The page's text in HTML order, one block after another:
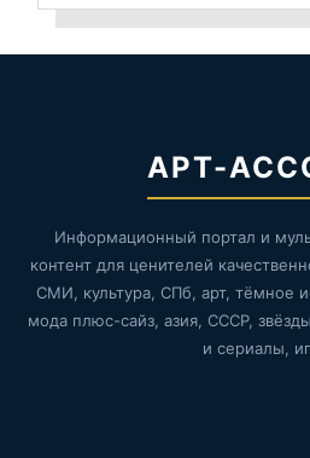
АРТ-
Информационный портал и
контент для ценителей
СМИ, культура, СПб, арт, тёмное
мода плюс-сайз, азия, СССР,
и сериалы,